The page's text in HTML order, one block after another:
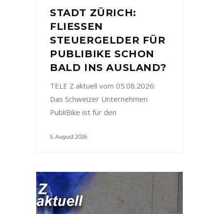
STADT ZÜRICH:
FLIESSEN
STEUERGELDER FÜR
PUBLIBIKE SCHON
BALD INS AUSLAND?
TELE Z aktuell vom 05.08.2026:
Das Schweizer Unternehmen
PubliBike ist für den
5. August 2026